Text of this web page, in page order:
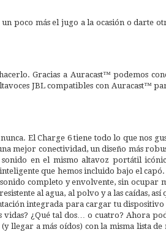
poco más el jugo a la ocasión o darte
Gracias a Auracast™ podemos
JBL compatibles con Auracast™
El Charge 6 tiene todo lo que nos
mejor conectividad, un diseño más
en el mismo altavoz portátil
que hemos incluido bajo el capó.
completo y envolvente, sin ocupar
al agua, al polvo y a las caídas, así
integrada para cargar tu
¿Qué tal dos… o cuatro? Ahora
llegar a más oídos) con la misma lista